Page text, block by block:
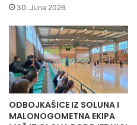
m
0
1
5
.
g
e
o
v
i
n
i
30. Juna 2026.
ODBOJKAŠICE IZ SOLUNA I
MALONOGOMETNA EKIPA